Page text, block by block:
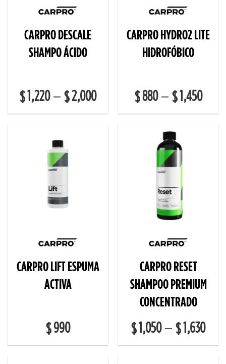
CARPRO DESCALE
SHAMPO ÁCIDO
$1,220– $2,000
CARPRO HYDRO2 LITE
HIDROFÓBICO
$880– $1,450
CARPRO LIFT ESPUMA
ACTIVA
$990
CARPRO RESET
SHAMPOO PREMIUM
CONCENTRADO
$1,050– $1,630